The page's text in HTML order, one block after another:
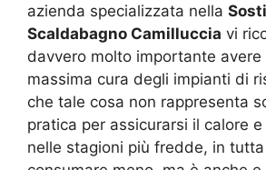
azienda specializzata nella
Scaldabagno Camilluccia vi
davvero molto importante avere
massima cura degli impianti di
che tale cosa non rappresenta
pratica per assicurarsi il calore e
nelle stagioni più fredde, in